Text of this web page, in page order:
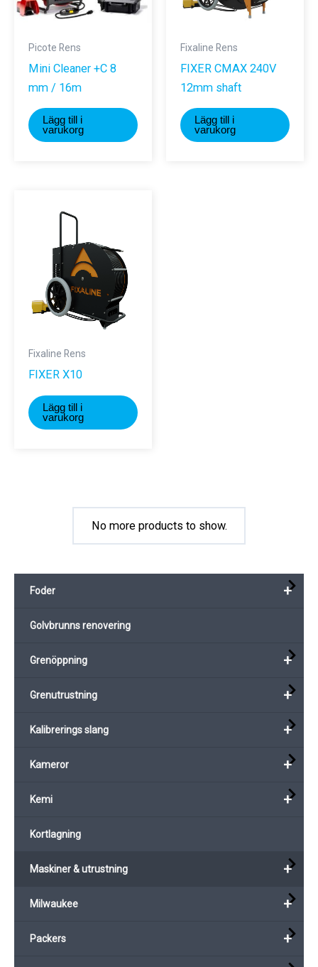
Picote Rens
Mini Cleaner +C 8
mm / 16m
Lägg till i
varukorg
Fixaline Rens
FIXER CMAX 240V
12mm shaft
Lägg till i
varukorg
Fixaline Rens
FIXER X10
Lägg till i
varukorg
No more products to show.
+
Foder
Golvbrunns renovering
+
Grenöppning
+
Grenutrustning
+
Kalibrerings slang
+
Kameror
+
Kemi
Kortlagning
+
Maskiner & utrustning
+
Milwaukee
+
Packers